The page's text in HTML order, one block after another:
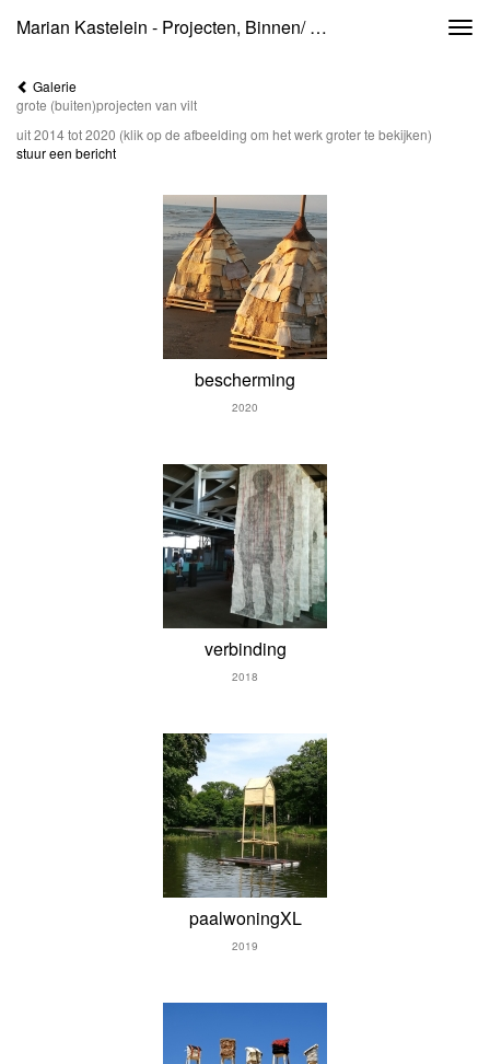
Marian Kastelein - Projecten, Binnen/ Buiten
Galerie
grote (buiten)projecten van vilt
uit 2014 tot 2020 (klik op de afbeelding om het werk groter te bekijken)
stuur een bericht
bescherming
2020
verbinding
2018
paalwoningXL
2019